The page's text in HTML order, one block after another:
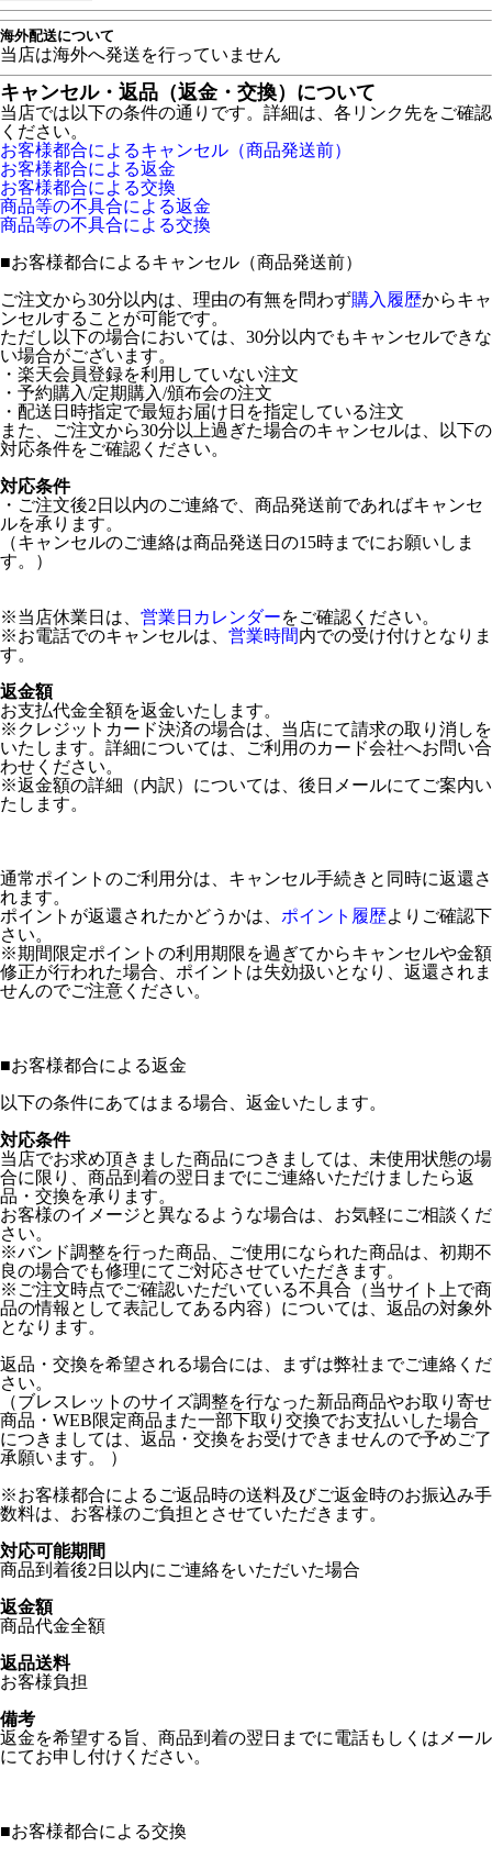
海外配送について
当店は海外へ発送を行っていません
キャンセル・返品（返金・交換）について
当店では以下の条件の通りです。詳細は、各リンク先をご確認
ください。
お客様都合によるキャンセル（商品発送前）
お客様都合による返金
お客様都合による交換
商品等の不具合による返金
商品等の不具合による交換
■お客様都合によるキャンセル（商品発送前）
ご注文から30分以内は、理由の有無を問わず購入履歴からキャ
ンセルすることが可能です。
ただし以下の場合においては、30分以内でもキャンセルできな
い場合がございます。
・楽天会員登録を利用していない注文
・予約購入/定期購入/頒布会の注文
・配送日時指定で最短お届け日を指定している注文
また、ご注文から30分以上過ぎた場合のキャンセルは、以下の
対応条件をご確認ください。
対応条件
・ご注文後2日以内のご連絡で、商品発送前であればキャンセ
ルを承ります。
（キャンセルのご連絡は商品発送日の15時までにお願いしま
す。）
※当店休業日は、 営業日カレンダーをご確認ください。
※お電話でのキャンセルは、 営業時間内での受け付けとなりま
す。
返金額
お支払代金全額を返金いたします。
※クレジットカード決済の場合は、当店にて請求の取り消しを
いたします。詳細については、ご利用のカード会社へお問い合
わせください。
※返金額の詳細（内訳）については、後日メールにてご案内い
たします。
通常ポイントのご利用分は、キャンセル手続きと同時に返還さ
れます。
ポイントが返還されたかどうかは、 ポイント履歴よりご確認下
さい。
※期間限定ポイントの利用期限を過ぎてからキャンセルや金額
修正が行われた場合、ポイントは失効扱いとなり、返還されま
せんのでご注意ください。
■お客様都合による返金
以下の条件にあてはまる場合、返金いたします。
対応条件
当店でお求め頂きました商品につきましては、未使用状態の場
合に限り、商品到着の翌日までにご連絡いただけましたら返
品・交換を承ります。
お客様のイメージと異なるような場合は、お気軽にご相談くだ
さい。
※バンド調整を行った商品、ご使用になられた商品は、初期不
良の場合でも修理にてご対応させていただきます。
※ご注文時点でご確認いただいている不具合（当サイト上で商
品の情報として表記してある内容）については、返品の対象外
となります。
返品・交換を希望される場合には、まずは弊社までご連絡くだ
さい。
（ブレスレットのサイズ調整を行なった新品商品やお取り寄せ
商品・WEB限定商品また一部下取り交換でお支払いした場合
につきましては、返品・交換をお受けできませんので予めご了
承願います。 ）
※お客様都合によるご返品時の送料及びご返金時のお振込み手
数料は、お客様のご負担とさせていただきます。
対応可能期間
商品到着後2日以内にご連絡をいただいた場合
返金額
商品代金全額
返品送料
お客様負担
備考
返金を希望する旨、商品到着の翌日までに電話もしくはメール
にてお申し付けください。
■お客様都合による交換